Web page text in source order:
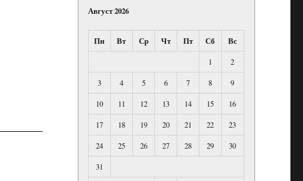
Август 2026
Пн Вт Ср Чт Пт Сб Вс
1
2
3
4 5 6 7 8
9
10
11 12 13 14 15
16
17
18 19 20 21 22
23
24
25 26 27 28 29
30
31